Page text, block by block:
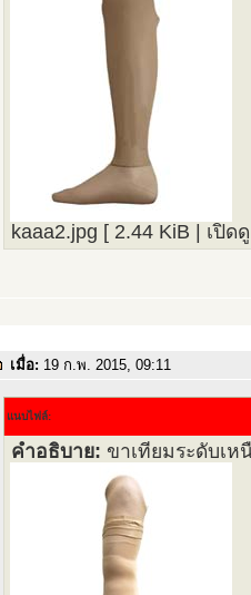
kaaa2.jpg [ 2.44 KiB | เปิด
เมื่อ: 19 ก.พ. 2015, 09:11
แนบไฟล์:
คำอธิบาย: ขาเทียมระดับเห